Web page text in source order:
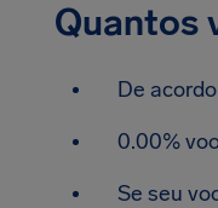
Quantos
De
0.00%
Se seu